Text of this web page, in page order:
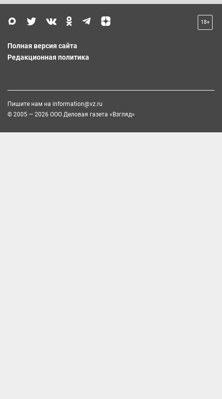
18+
Полная версия сайта
Редакционная политика
Пишите нам на information@vz.ru
© 2005 — 2026 ООО Деловая газета «Взгляд»